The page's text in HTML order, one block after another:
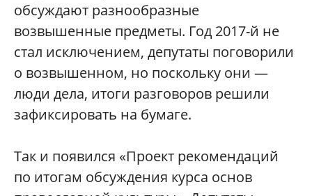
обсуждают разнообразные
возвышенные предметы. Год 2017-й не
стал исключением, депутаты поговорили
о возвышенном, но поскольку они —
люди дела, итоги разговоров решили
зафиксировать на бумаге.
Так и появился «Проект рекомендаций
по итогам обсуждения курса основ